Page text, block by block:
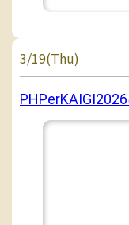
3/19(Thu)